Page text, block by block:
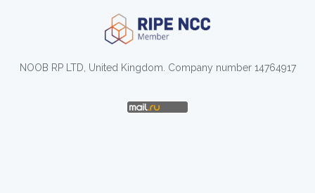
NOOB RP LTD, United Kingdom. Company number 14764917